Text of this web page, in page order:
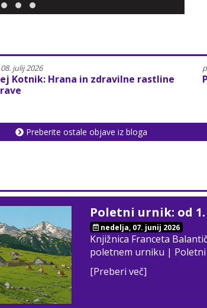
julij 2026
Kotnik: Hrana in zdravilne rastline
Preberite ostale objave iz bloga
Poletni urnik: od
nedelja, 07. junij 2026
Knjižnica Franceta
poletnem urniku |
[Preberi več]